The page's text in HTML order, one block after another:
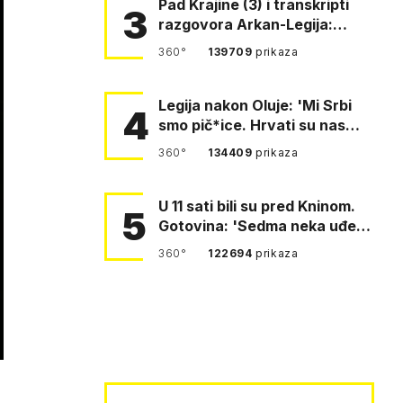
3
Pad Krajine (3) i transkripti
razgovora Arkan-Legija:
'Čujem, prelazite ustašam…
360° 139709prikaza
4 Legija nakon Oluje: 'Mi Srbi
smo pič*ice. Hrvati su nas
pomeli!'
360° 134409prikaza
5
U 11 sati bili su pred Kninom.
Gotovina: 'Sedma neka uđe,
4. gardijska neka g…
360° 122694prikaza